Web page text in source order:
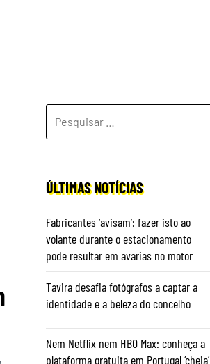
POR:
ÚLTIMAS NOTÍCIAS
Fabricantes ‘avisam’: fazer isto ao
volante durante o estacionamento
pode resultar em avarias no motor
Tavira desafia fotógrafos a captar a
identidade e a beleza do concelho
Nem Netflix nem HBO Max: conheça a
plataforma gratuita em Portugal ‘cheia’